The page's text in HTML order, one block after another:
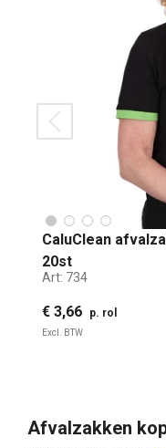
CaluClean
20st
Art: 734
€ 3,66 p. rol
Excl. BTW
prev
Afvalzakken